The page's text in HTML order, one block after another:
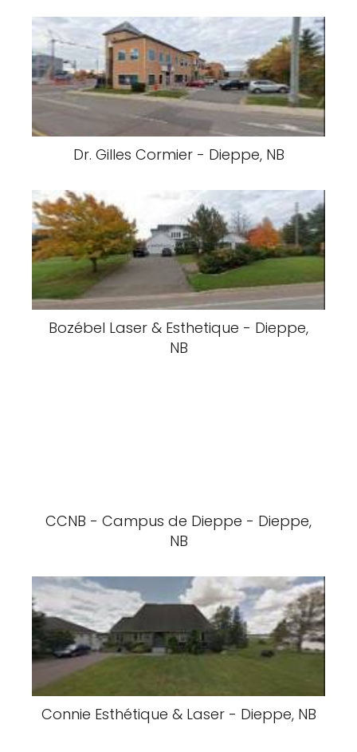
Dr. Gilles Cormier - Dieppe, NB
Bozébel Laser & Esthetique - Dieppe,
NB
CCNB - Campus de Dieppe - Dieppe,
NB
Connie Esthétique & Laser - Dieppe, NB